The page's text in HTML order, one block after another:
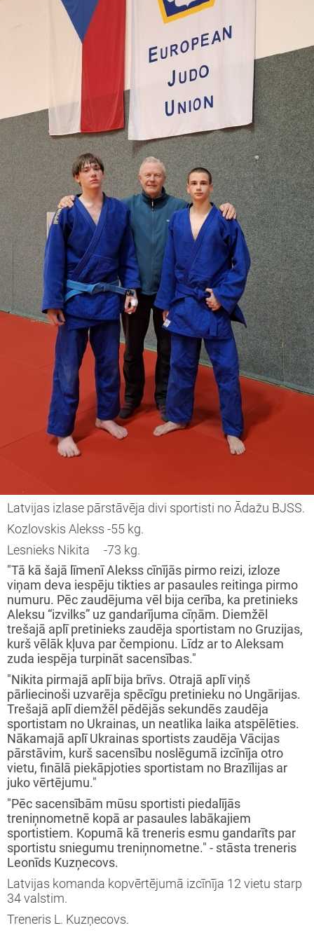
Latvijas izlase pārstāvēja divi sportisti no Ādažu BJSS.
Kozlovskis Alekss -55 kg.
Lesnieks Nikita -73 kg.
"Tā kā šajā līmenī Alekss cīnījās pirmo reizi, izloze
viņam deva iespēju tikties ar pasaules reitinga pirmo
numuru. Pēc zaudējuma vēl bija cerība, ka pretinieks
Aleksu “izvilks” uz gandarījuma cīņām. Diemžēl
trešajā aplī pretinieks zaudēja sportistam no Gruzijas,
kurš vēlāk kļuva par čempionu. Līdz ar to Aleksam
zuda iespēja turpināt sacensības."
"Nikita pirmajā aplī bija brīvs. Otrajā aplī viņš
pārliecinoši uzvarēja spēcīgu pretinieku no Ungārijas.
Trešajā aplī diemžēl pēdējās sekundēs zaudēja
sportistam no Ukrainas, un neatlika laika atspēlēties.
Nākamajā aplī Ukrainas sportists zaudēja Vācijas
pārstāvim, kurš sacensību noslēgumā izcīnīja otro
vietu, finālā piekāpjoties sportistam no Brazīlijas ar
juko vērtējumu."
"Pēc sacensībām mūsu sportisti piedalījās
treniņnometnē kopā ar pasaules labākajiem
sportistiem. Kopumā kā treneris esmu gandarīts par
sportistu sniegumu treniņnometne." - stāsta treneris
Leonīds Kuzņecovs.
Latvijas komanda kopvērtējumā izcīnīja 12 vietu starp
34 valstim.
Treneris L. Kuzņecovs.